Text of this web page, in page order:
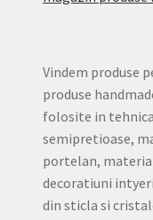
Vindem produse
produse
folosite in
semipretioase,
portelan,
decoratiuni
din sticla si